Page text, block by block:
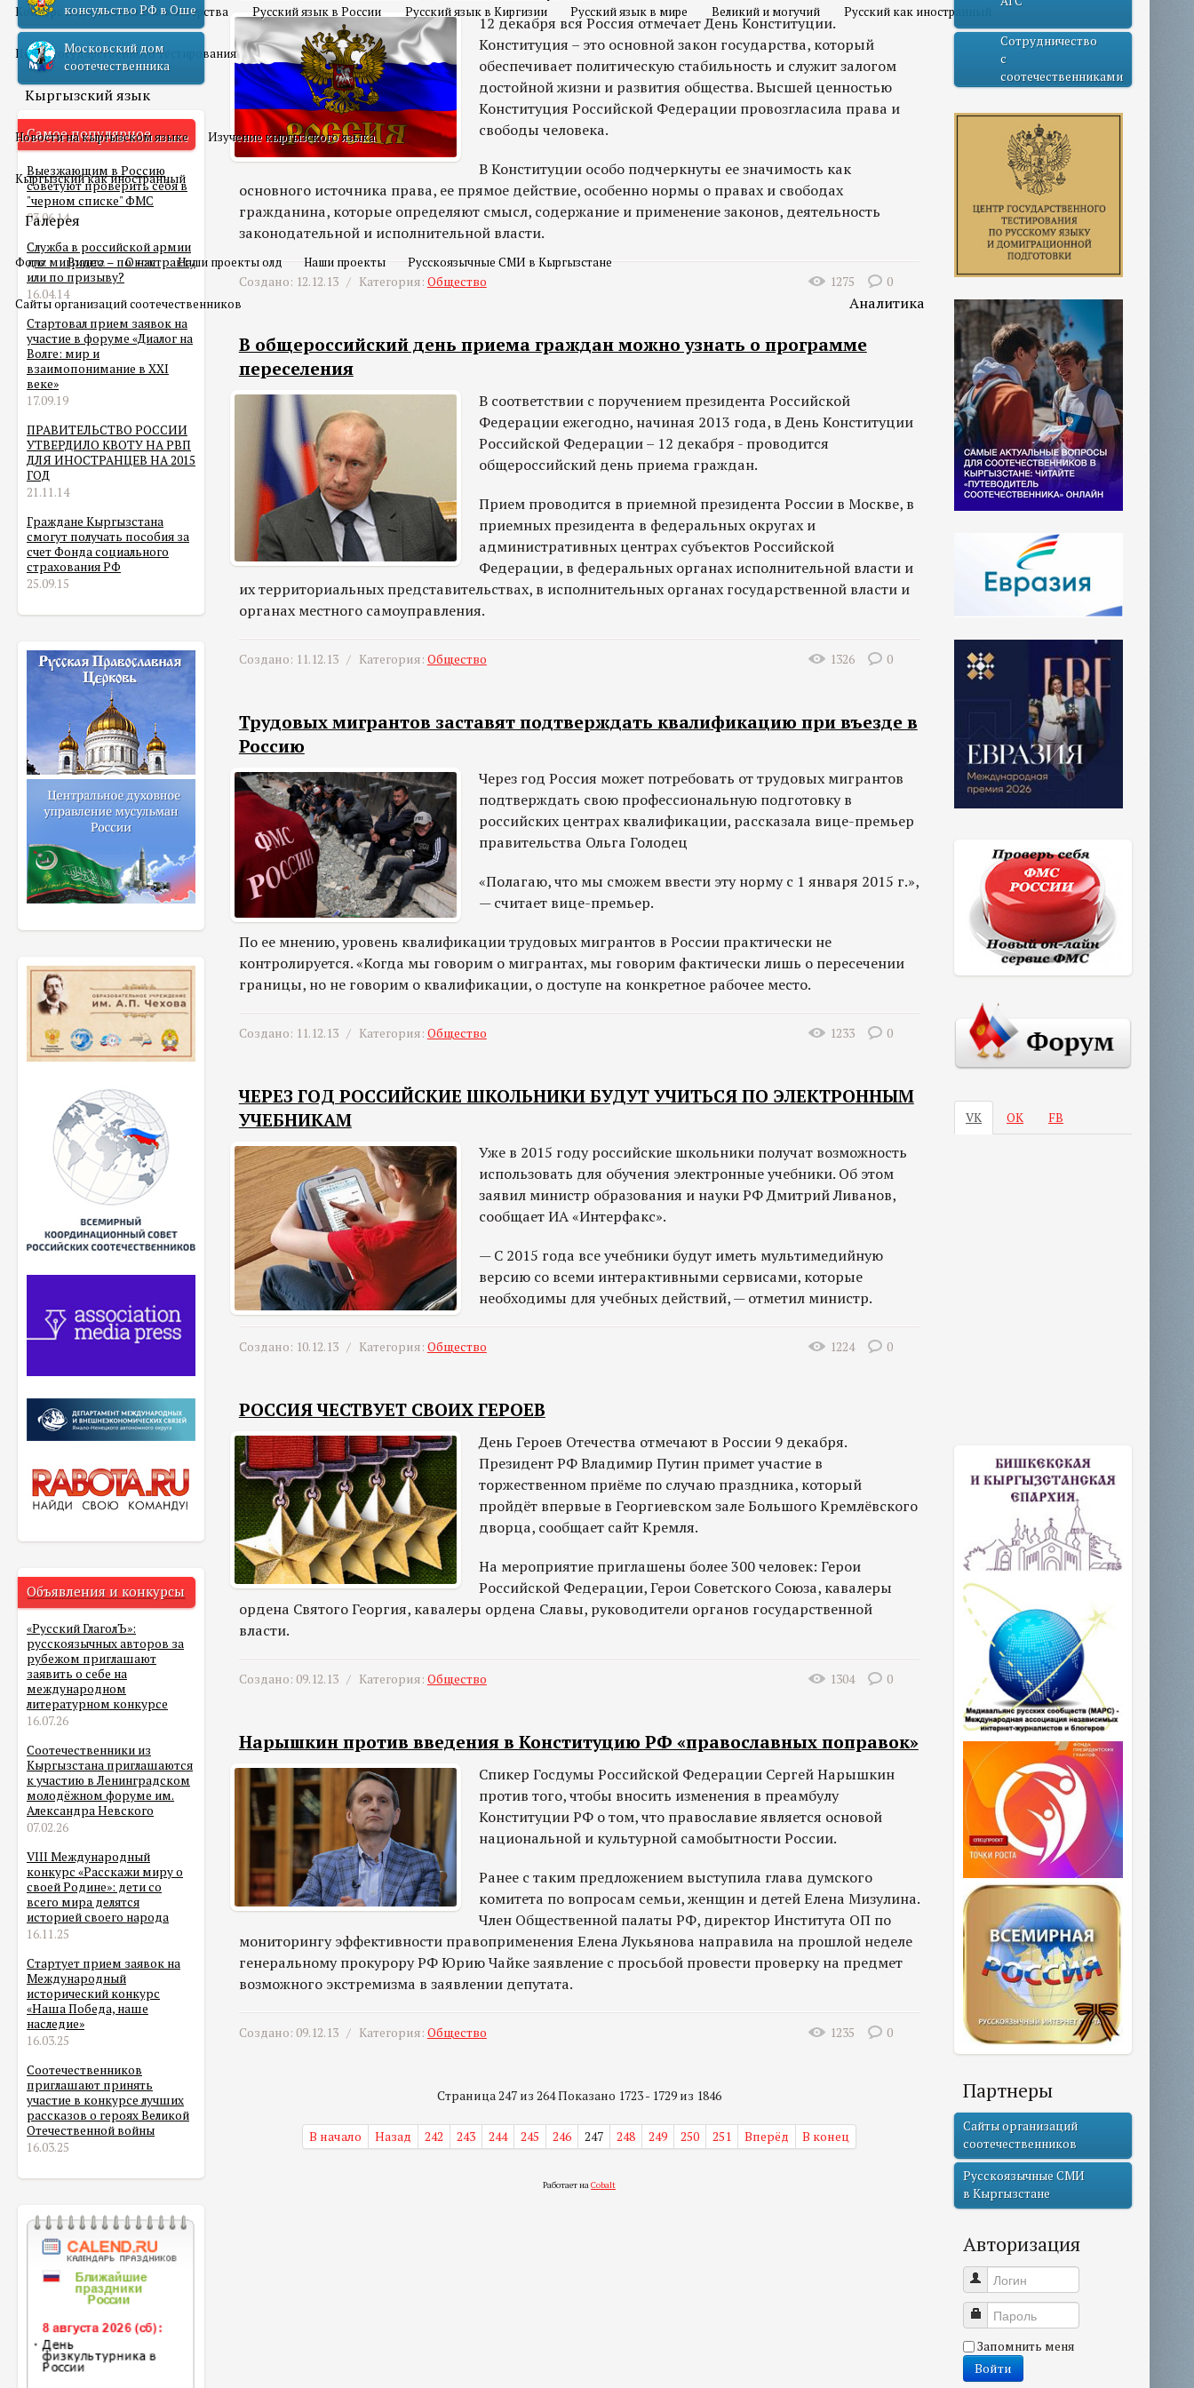
Конкурс педагогического мастерства Русский язык в России Русский язык в Киргизии Русский язык в мире Великий и могучий Русский как иностранный
Центр государственного тестирования
Кыргызский язык
Новости на кыргызском языке Изучение кыргызского языка
Кыргызский как иностранный
Галерея
Фото Видео О нас Наши проекты олд Наши проекты Русскоязычные СМИ в Кыргызстане
Сайты организаций соотечественников Аналитика
консульство РФ в Оше
Московский дом
соотечественника
Самое популярное
Выезжающим в Россию
советуют проверить себя в
"черном списке" ФМС
03.06.14
Служба в российской армии
для мигранта – по контракту
или по призыву?
16.04.14
Стартовал прием заявок на
участие в форуме «Диалог на
Волге: мир и
взаимопонимание в XXI
веке»
17.09.19
ПРАВИТЕЛЬСТВО РОССИИ
УТВЕРДИЛО КВОТУ НА РВП
ДЛЯ ИНОСТРАНЦЕВ НА 2015
ГОД
21.11.14
Граждане Кыргызстана
смогут получать пособия за
счет Фонда социального
страхования РФ
25.09.15
Объявления и конкурсы
«Русский ГлаголЪ»:
русскоязычных авторов за
рубежом приглашают
заявить о себе на
международном
литературном конкурсе
16.07.26
Соотечественники из
Кыргызстана приглашаются
к участию в Ленинградском
молодёжном форуме им.
Александра Невского
07.02.26
VIII Международный
конкурс «Расскажи миру о
своей Родине»: дети со
всего мира делятся
историей своего народа
16.11.25
Стартует прием заявок на
Международный
исторический конкурс
«Наша Победа, наше
наследие»
16.03.25
Соотечественников
приглашают принять
участие в конкурсе лучших
рассказов о героях Великой
Отечественной войны
16.03.25
12 декабря вся Россия отмечает День Конституции.
Конституция – это основной закон государства, который
обеспечивает политическую стабильность и служит залогом
достойной жизни и развития общества. Высшей ценностью
Конституция Российской Федерации провозгласила права и
свободы человека.
В Конституции особо подчеркнуты ее значимость как
основного источника права, ее прямое действие, особенно нормы о правах и свободах
гражданина, которые определяют смысл, содержание и применение законов, деятельность
законодательной и исполнительной власти.
Создано: 12.12.13 / Категория: Общество 1275 0
В общероссийский день приема граждан можно узнать о программе
переселения
В соответствии с поручением президента Российской
Федерации ежегодно, начиная 2013 года, в День Конституции
Российской Федерации – 12 декабря - проводится
общероссийский день приема граждан.
Прием проводится в приемной президента России в Москве, в
приемных президента в федеральных округах и
административных центрах субъектов Российской
Федерации, в федеральных органах исполнительной власти и
их территориальных представительствах, в исполнительных органах государственной власти и
органах местного самоуправления.
Создано: 11.12.13 / Категория: Общество 1326 0
Трудовых мигрантов заставят подтверждать квалификацию при въезде в
Россию
Через год Россия может потребовать от трудовых мигрантов
подтверждать свою профессиональную подготовку в
российских центрах квалификации, рассказала вице-премьер
правительства Ольга Голодец
«Полагаю, что мы сможем ввести эту норму с 1 января 2015 г.»,
— считает вице-премьер.
По ее мнению, уровень квалификации трудовых мигрантов в России практически не
контролируется. «Когда мы говорим о мигрантах, мы говорим фактически лишь о пересечении
границы, но не говорим о квалификации, о доступе на конкретное рабочее место.
Создано: 11.12.13 / Категория: Общество 1233 0
ЧЕРЕЗ ГОД РОССИЙСКИЕ ШКОЛЬНИКИ БУДУТ УЧИТЬСЯ ПО ЭЛЕКТРОННЫМ
УЧЕБНИКАМ
Уже в 2015 году российские школьники получат возможность
использовать для обучения электронные учебники. Об этом
заявил министр образования и науки РФ Дмитрий Ливанов,
сообщает ИА «Интерфакс».
— С 2015 года все учебники будут иметь мультимедийную
версию со всеми интерактивными сервисами, которые
необходимы для учебных действий, — отметил министр.
Создано: 10.12.13 / Категория: Общество 1224 0
РОССИЯ ЧЕСТВУЕТ СВОИХ ГЕРОЕВ
День Героев Отечества отмечают в России 9 декабря.
Президент РФ Владимир Путин примет участие в
торжественном приёме по случаю праздника, который
пройдёт впервые в Георгиевском зале Большого Кремлёвского
дворца, сообщает сайт Кремля.
На мероприятие приглашены более 300 человек: Герои
Российской Федерации, Герои Советского Союза, кавалеры
ордена Святого Георгия, кавалеры ордена Славы, руководители органов государственной
власти.
Создано: 09.12.13 / Категория: Общество 1304 0
Нарышкин против введения в Конституцию РФ «православных поправок»
Спикер Госдумы Российской Федерации Сергей Нарышкин
против того, чтобы вносить изменения в преамбулу
Конституции РФ о том, что православие является основой
национальной и культурной самобытности России.
Ранее с таким предложением выступила глава думского
комитета по вопросам семьи, женщин и детей Елена Мизулина.
Член Общественной палаты РФ, директор Института ОП по
мониторингу эффективности правоприменения Елена Лукьянова направила на прошлой неделе
генеральному прокурору РФ Юрию Чайке заявление с просьбой провести проверку на предмет
возможного экстремизма в заявлении депутата.
Создано: 09.12.13 / Категория: Общество 1235 0
Страница 247 из 264 Показано 1723 - 1729 из 1846
В начало Назад 242 243 244 245 246 247 248 249 250 251 Вперёд В конец
Работает наCobalt
Сотрудничество
с
соотечественниками
VK ОК FB
Партнеры
Сайты организаций
соотечественников
Русскоязычные СМИ
в Кыргызстане
Авторизация
Логин
Пароль
Запомнить меня
Войти